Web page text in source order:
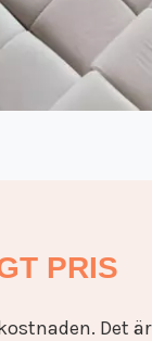
PRIS
Det är